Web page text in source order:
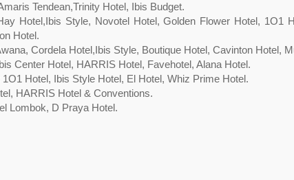
Tendean,Trinity Hotel, Ibis Budget.
Hotel,Ibis Style, Novotel Hotel, Golden Flower Hotel, 1O1
Hotel.
Cordela Hotel,Ibis Style, Boutique Hotel, Cavinton Hotel,
Center Hotel, HARRIS Hotel, Favehotel, Alana Hotel.
Hotel, Ibis Style Hotel, El Hotel, Whiz Prime Hotel.
HARRIS Hotel & Conventions.
Lombok, D Praya Hotel.